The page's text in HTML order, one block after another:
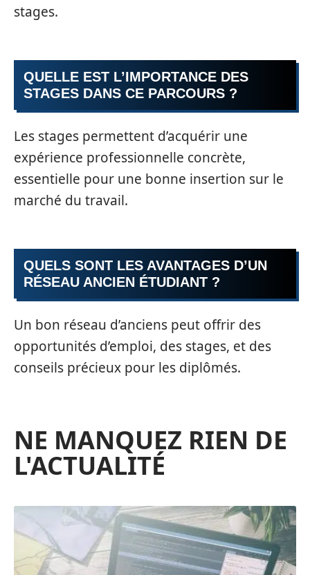
stages.
QUELLE EST L’IMPORTANCE DES
STAGES DANS CE PARCOURS ?
Les stages permettent d’acquérir une
expérience professionnelle concrète,
essentielle pour une bonne insertion sur le
marché du travail.
QUELS SONT LES AVANTAGES D’UN
RÉSEAU ANCIEN ÉTUDIANT ?
Un bon réseau d’anciens peut offrir des
opportunités d’emploi, des stages, et des
conseils précieux pour les diplômés.
NE MANQUEZ RIEN DE
L'ACTUALITÉ